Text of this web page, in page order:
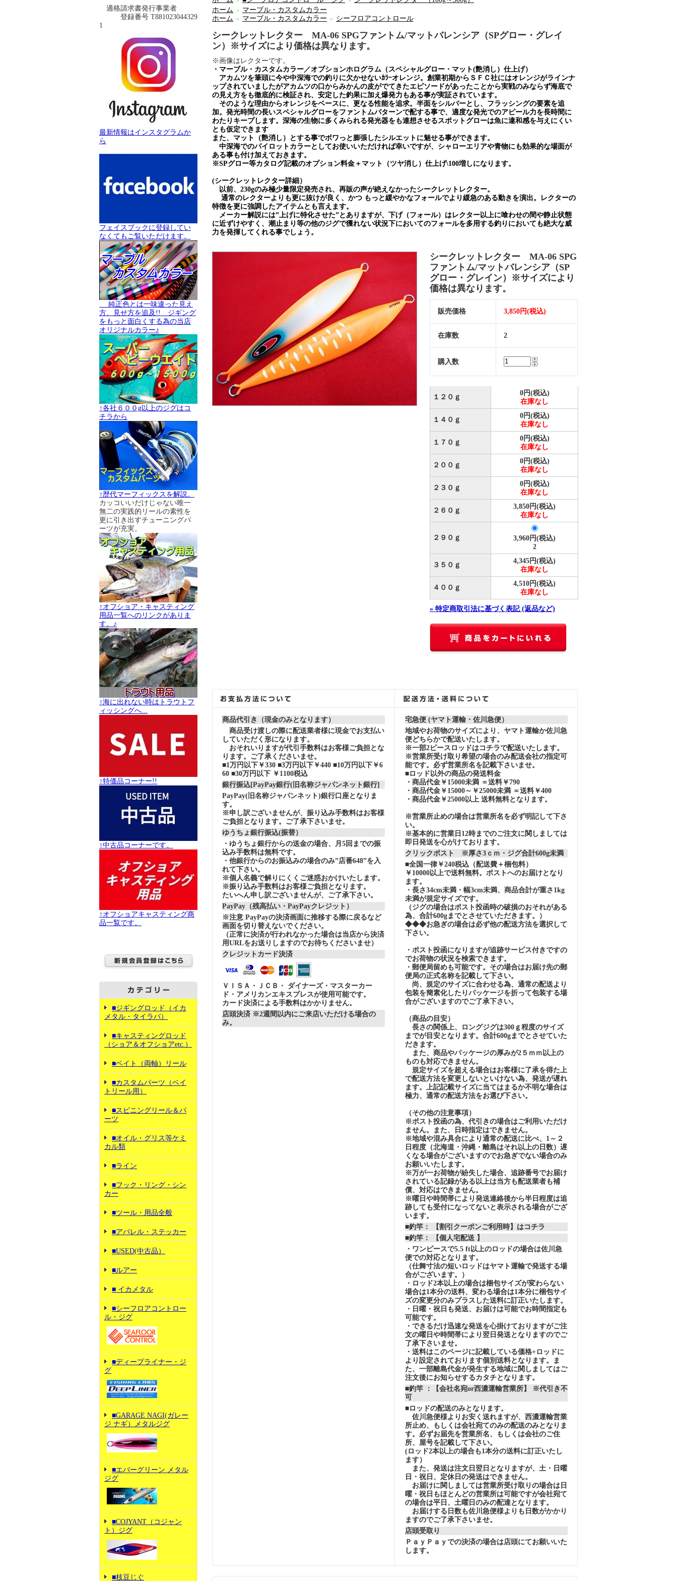
適格請求書発行事業者
登録番号 T881023044329
1
最新情報はインスタグラムか
ら
フェイスブックに登録してい
なくてもご覧いただけます。
純正色とは一味違った見え
方、見せ方を追及!! ジギング
をもっと面白くする為の当店
オリジナルカラー♪
↑各社６００g以上のジグはコ
チラから
↑歴代マーフィックスを解説。
カッコいいだけじゃない唯一
無二の実践的リールの素性を
更に引き出すチューニングパ
ーツが充実。
↑オフショア・キャスティング
用品一覧へのリンクがありま
す。♪
↑海に出れない時はトラウトフ
ィッシングへ...
↑特価品コーナー!!
↑中古品コーナーです。
↑オフショアキャスティング商
品一覧です。
■ジギングロッド（イカ
メタル・タイラバ）
■キャスティングロッド
（ショア＆オフショアetc.）
■ベイト（両軸）リール
■カスタムパーツ（ベイ
トリール用）
■スピニングリール＆パ
ーツ
■オイル・グリス等ケミ
カル類
■ライン
■フック・リング・シン
カー
■ツール・用品全般
■アパレル・ステッカー
■USED(中古品）
■ルアー
■ イカメタル
■シーフロアコントロー
ル・ジグ
■ディープライナー・ジ
グ
■GARAGE NAGI(ガレー
ジ ナギ）メタルジグ
■エバーグリーン メタル
ジグ
■COJYANT（コジャン
ト）ジグ
■枝豆じぐ
ホーム
＞
マーブル・カスタムカラー
ホーム
＞ マーブル・カスタムカラー ＞ シーフロアコントロール
シークレットレクター MA-06 SPGファントム/マットバレンシア（SPグロー・グレイ
ン）※サイズにより価格は異なります。
※画像はレクターです。
・マーブル・カスタムカラー／オプションホログラム（スペシャルグロー・マット(艶消し）仕上げ）
アカムツを筆頭に今や中深海での釣りに欠かせないｶﾗｰオレンジ。創業初期からＳＦＣ社にはオレンジがラインナ
ップされていましたがアカムツの口からみかんの皮がでてきたエピソードがあったことから実戦のみならず海底で
の見え方をも徹底的に検証され、安定した釣果に加え爆発力もある事が実証されています。
そのような理由からオレンジをベースに、更なる性能を追求。半面をシルバーとし、フラッシングの要素を追
加。発光時間の長いスペシャルグローをファントムパターンで配する事で、適度な発光でのアピール力を長時間に
わたりキープします。深海の生物に多くみられる発光器をも連想させるスポットグローは魚に違和感を与えにくい
とも仮定できます
また、マット（艶消し）とする事でボワっと膨張したシルエットに魅せる事ができます。
中深海でのパイロットカラーとしてお使いいただければ幸いですが、シャローエリアや青物にも効果的な場面が
ある事も付け加えておきます。
※SPグロー等カタログ記載のオプション料金＋マット（ツヤ消し）仕上げ\100増しになります。
(シークレットレクター詳細）
以前、230gのみ極少量限定発売され、再販の声が絶えなかったシークレットレクター。
通常のレクターよりも更に抜けが良く、かつ もっと緩やかなフォールでより緩急のある動きを演出。レクターの
特徴を更に強調したアイテムとも言えます。
メーカー解説には”上げに特化させた”とありますが、下げ（フォール）はレクター以上に喰わせの間や静止状態
に近ずけやすく、潮止まり等の他のジグで獲れない状況下においてのフォールを多用する釣りにおいても絶大な威
力を発揮してくれる事でしょう。
シークレットレクター MA-06 SPG
ファントム/マットバレンシア（SP
グロー・グレイン）※サイズにより
価格は異なります。
販売価格 3,850円(税込)
在庫数 2
購入数
１２０ｇ
0円(税込)
在庫なし
１４０ｇ
0円(税込)
在庫なし
１７０ｇ
0円(税込)
在庫なし
２００ｇ
0円(税込)
在庫なし
２３０ｇ
0円(税込)
在庫なし
２６０ｇ
3,850円(税込)
在庫なし
２９０ｇ
3,960円(税込)
2
３５０ｇ
4,345円(税込)
在庫なし
４００ｇ
4,510円(税込)
在庫なし
» 特定商取引法に基づく表記 (返品など)
商品代引き（現金のみとなります）
商品受け渡しの際に配送業者様に現金でお支払い
していただく形になります。
おそれいりますが代引手数料はお客様ご負担とな
ります。ご了承くださいませ。
■1万円以下￥330 ■3万円以下￥440 ■10万円以下￥6
60 ■30万円以下 ￥1100税込
銀行振込[PayPay銀行(旧名称ジャパンネット銀行]
PayPay(旧名称ジャパンネット)銀行口座となりま
す。
※申し訳ございませんが、振り込み手数料はお客様
ご負担となります。ご了承下さいませ。
ゆうちょ銀行振込(振替）
・ゆうちょ銀行からの送金の場合、月5回までの振
込み手数料は無料です。
・他銀行からのお振込みの場合のみ”店番648”を入
れて下さい。
※個人名義で解りにくくご迷惑おかけいたします。
※振り込み手数料はお客様ご負担となります。
たいへん申し訳ございませんが、ご了承下さい。
PayPay（残高払い・PayPayクレジット）
※注意 PayPayの決済画面に推移する際に戻るなど
画面を切り替えないでください。
（正常に決済が行われなかった場合は当店から決済
用URLをお送りしますのでお待ちくださいませ）
クレジットカード決済
ＶＩＳＡ・ＪＣＢ・ ダイナーズ・マスターカー
ド・アメリカンエキスプレスが使用可能です。
カード決済による手数料はかかりません。
店頭決済 ※2週間以内にご来店いただける場合の
み。
宅急便 (ヤマト運輸・佐川急便）
地域やお荷物のサイズにより、ヤマト運輸か佐川急
便どちらかで配送いたします。
※一部2ピースロッドはコチラで配送いたします。
※営業所受け取り希望の場合のみ配送会社の指定可
能です。必ず営業所名を記載下さいませ。
■ロッド以外の商品の発送料金
・商品代金￥15000未満 ＝送料￥790
・商品代金￥15000～￥25000未満 ＝送料￥400
・商品代金￥25000以上 送料無料となります。
※営業所止めの場合は営業所名を必ず明記して下さ
い。
※基本的に営業日12時までのご注文に関しましては
即日発送を心がけております。
クリックポスト ※厚さ3ｃｍ・ジグ合計600g未満
■全国一律￥240税込（配送費＋梱包料）
￥10000以上で送料無料。ポストへのお届けとなり
ます。
・長さ34cm未満・幅3cm未満、商品合計が重さ1kg
未満が規定サイズです。
（ジグの場合はポスト投函時の破損のおそれがある
為、合計600gまでとさせていただきます。）
◆◆◆お急ぎの場合は必ず他の配送方法を選択して
下さい。
・ポスト投函になりますが追跡サービス付きですの
でお荷物の状況を検索できます。
・郵便局留めも可能です。その場合はお届け先の郵
便局の正式名称を記載して下さい。
尚、規定のサイズに合わせる為、通常の配送より
包装を簡素化したりパッケージを折って包装する場
合がございますのでご了承下さい。
（商品の目安）
長さの関係上、ロングジグは300ｇ程度のサイズ
までが目安となります。合計600gまでとさせていた
だきます。
また、商品やパッケージの厚みが2５ｍｍ以上の
ものも対応できません。
規定サイズを超える場合はお客様に了承を得た上
で配送方法を変更しないといけない為、発送が遅れ
ます。上記記載サイズに当てはまるか不明な場合は
極力、通常の配送方法をお選び下さい。
（その他の注意事項）
※ポスト投函の為、代引きの場合はご利用いただけ
ません。また、日時指定はできません。
※地域や混み具合により通常の配送に比べ、1～２
日程度（北海道・沖縄・離島はそれ以上の日数）遅
くなる場合がございますのでお急ぎでない場合のみ
お願いいたします。
※万が一お荷物が紛失した場合、追跡番号でお届け
されている記録がある以上は当方も配送業者も補
償、対応はできません。
※曜日や時間帯により発送連絡後から半日程度は追
跡しても受付になってないと表示される場合がござ
います。
■釣竿： 【割引クーポンご利用時】はコチラ
■釣竿： 【個人宅配送 】
・ワンピースで5.5 ft以上のロッドの場合は佐川急
便での対応となります。
（仕舞寸法の短いロッドはヤマト運輸で発送する場
合がございます。）
・ロッド2本以上の場合は梱包サイズが変わらない
場合は1本分の送料、変わる場合は1本分に梱包サイ
ズの変更分のみプラスした送料に訂正いたします。
・日曜・祝日も発送、お届けは可能でお時間指定も
可能です。
・できるだけ迅速な発送を心掛けておりますがご注
文の曜日や時間帯により翌日発送となりますのでご
了承下さいませ。
・送料はこのページに記載している価格+ロッドに
より設定されております個別送料となります。ま
た、一部離島代金が発生する地域に関しましてはご
注文後にお知らせするカタチとなります。
■釣竿 ：【会社名宛or西濃運輸営業所】 ※代引き不
可
■ロッドの配送のみとなります。
佐川急便様よりお安く送れますが、西濃運輸営業
所止め、もしくは会社宛てのみの配送のみとなりま
す。必ずお届先を営業所名、もしくは会社のご住
所、屋号を記載して下さい。
(ロッド2本以上の場合も1本分の送料に訂正いたし
ます）
また、発送は注文日翌日となりますが、土・日曜
日・祝日、定休日の発送はできません。
お届けに関しましては営業所受け取りの場合は日
曜・祝日もほとんどの営業所は可能ですが会社宛て
の場合は平日、土曜日のみの配達となります。
お届けする日数も佐川急便様よりも日数がかかり
ますのでご了承下さいませ。
店頭受取り
ＰａｙＰａｙでの決済の場合は店頭にてお願いいた
します。